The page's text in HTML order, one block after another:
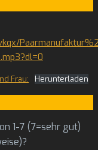
Frau: Herunterladen
1-7 (7=sehr gut)